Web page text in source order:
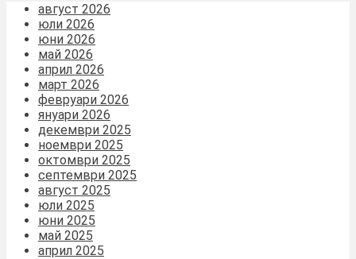
август 2026
юли 2026
юни 2026
май 2026
април 2026
март 2026
февруари 2026
януари 2026
декември 2025
ноември 2025
октомври 2025
септември 2025
август 2025
юли 2025
юни 2025
май 2025
април 2025